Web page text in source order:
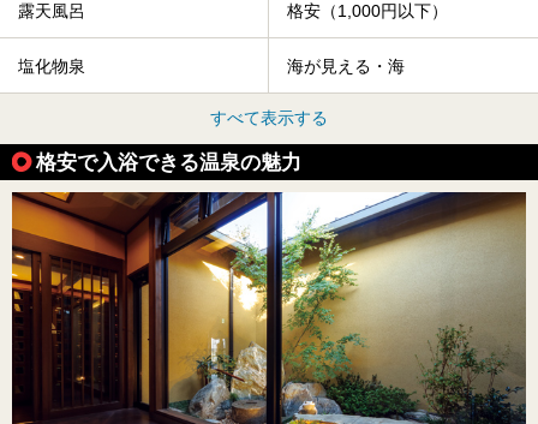
露天風呂 格安（1,000円以下）
塩化物泉 海が見える・海
すべて表示する
格安で入浴できる温泉の魅力